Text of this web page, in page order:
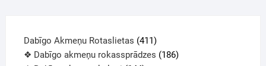
Dabīgo Akmeņu Rotaslietas 411
❖ Dabīgo akmeņu rokassprādzes 186